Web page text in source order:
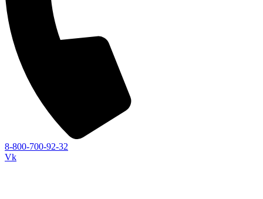
8-800-700-92-32
Vk